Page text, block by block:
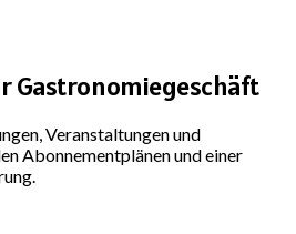
Gastronomiegeschäft
Veranstaltungen und
Abonnementplänen und einer